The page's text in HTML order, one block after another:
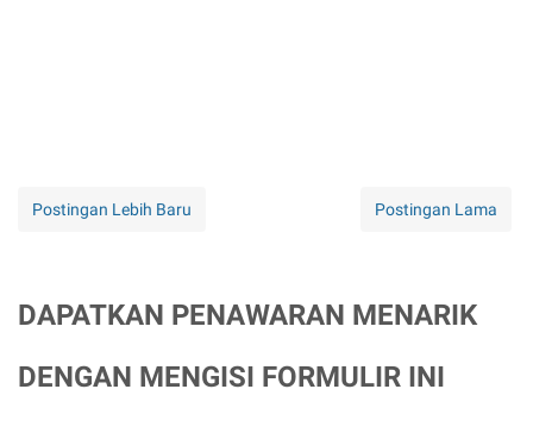
Postingan Lebih Baru Postingan Lama
DAPATKAN PENAWARAN MENARIK
DENGAN MENGISI FORMULIR INI